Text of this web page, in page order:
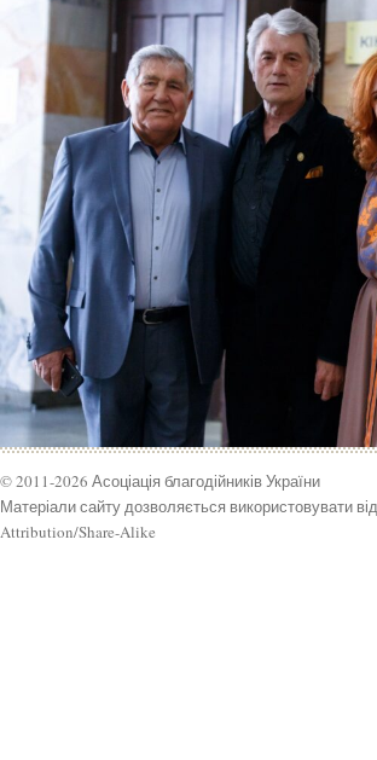
© 2011-2026 Асоціація благодійників України
Матеріали сайту дозволяється використовувати
Attribution/Share-Alike